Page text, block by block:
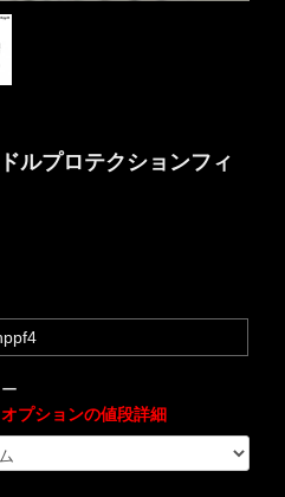
ルプロテクションフィ
オプションの値段詳細